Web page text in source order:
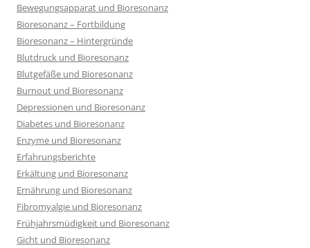
Bewegungsapparat und Bioresonanz
Bioresonanz – Fortbildung
Bioresonanz – Hintergründe
Blutdruck und Bioresonanz
Blutgefäße und Bioresonanz
Burnout und Bioresonanz
Depressionen und Bioresonanz
Diabetes und Bioresonanz
Enzyme und Bioresonanz
Erfahrungsberichte
Erkältung und Bioresonanz
Ernährung und Bioresonanz
Fibromyalgie und Bioresonanz
Frühjahrsmüdigkeit und Bioresonanz
Gicht und Bioresonanz